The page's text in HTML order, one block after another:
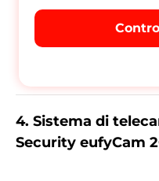
4. Sistema di
Security eufyCam